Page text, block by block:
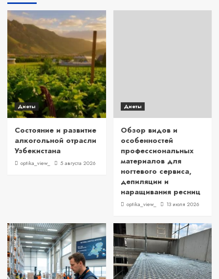
Диеты
Состояние и развитие
алкогольной отрасли
Узбекистана
optika_view_ 5 августа 2026
Диеты
Обзор видов и
особенностей
профессиональных
материалов для
ногтевого сервиса,
депиляции и
наращивания ресниц
optika_view_ 13 июля 2026